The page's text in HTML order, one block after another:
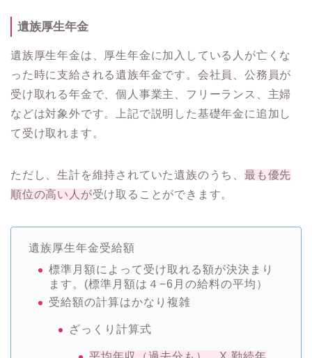
遺族厚生年金
遺族厚生年金は、厚生年金に加入している人が亡くな
った時に支給される遺族年金です。会社員、公務員が
受け取れる年金で、個人事業主、フリーランス、主婦
などは対象外です。上記で説明した基礎年金に追加し
て受け取れます。
ただし、生計を維持されていた遺族のうち、 最も優先
順位の高い人が受け取ることができます。
遺族厚生年金受給額
標準月額によって受け取れる額が決決まり
ます。(標準月額は４−6月の給料の平均）
受給額の計算はかなり複雑
ざっくり計算式